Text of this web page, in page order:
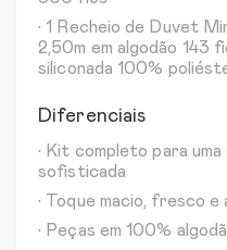
• 1 Recheio de Duvet
2,50m em algodão 143
siliconada 100%
Diferenciais
• Kit completo para
sofisticada
• Toque macio, fresco
• Peças em 100%